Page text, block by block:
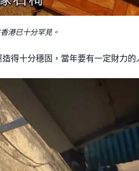
港已十分罕見。
得十分穩固，當年要有一定財力的